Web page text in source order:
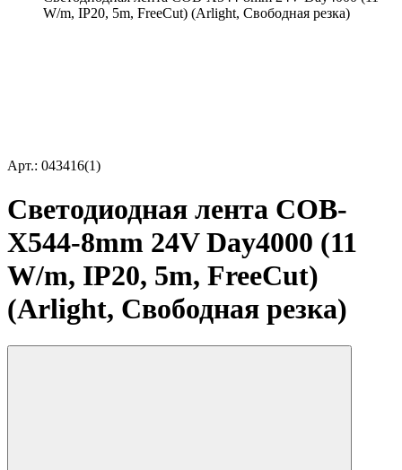
W/m, IP20, 5m, FreeCut) (Arlight, Свободная резка)
Арт.: 043416(1)
Светодиодная лента COB-
X544-8mm 24V Day4000 (11
W/m, IP20, 5m, FreeCut)
(Arlight, Свободная резка)